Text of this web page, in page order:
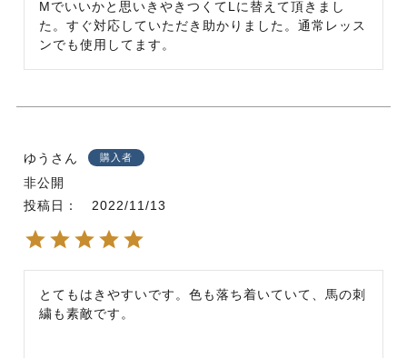
Mでいいかと思いきやきつくてLに替えて頂きまし
た。すぐ対応していただき助かりました。通常レッス
ンでも使用してます。
ゆう 購入者
非公開
投稿日
2022/11/13
とてもはきやすいです。色も落ち着いていて、馬の刺
繍も素敵です。